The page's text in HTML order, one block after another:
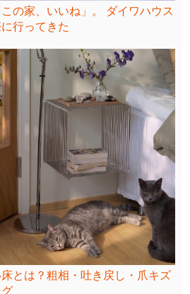
の家、いいね」。 ダイワハウス
行ってきた
とは？粗相・吐き戻し・爪キズ